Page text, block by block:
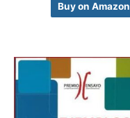
Buy on Amazon